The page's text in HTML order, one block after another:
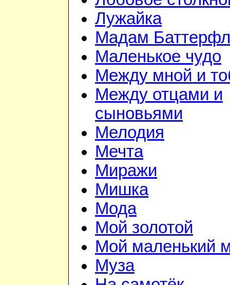
Лужайка
Мадам
Маленькое чудо
Между мной и
Между отцами и
сыновьями
Мелодия
Мечта
Миражи
Мишка
Мода
Мой золотой
Мой маленький
Муза